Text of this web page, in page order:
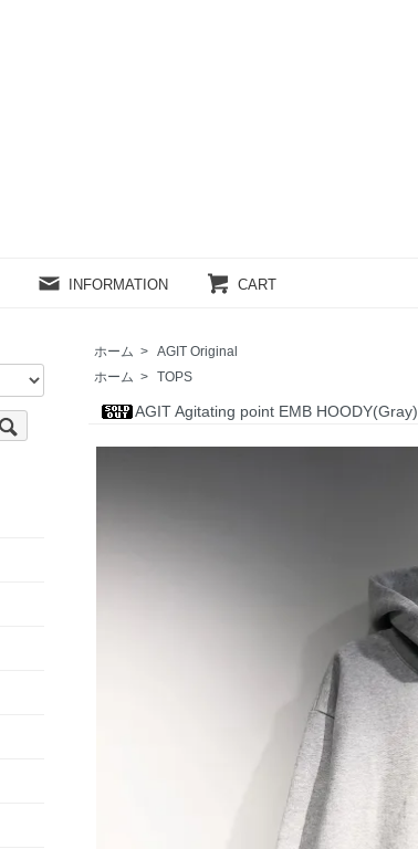
INFORMATION CART
ホーム > AGIT Original
ホーム > TOPS
AGIT Agitating point EMB HOODY(Gray)